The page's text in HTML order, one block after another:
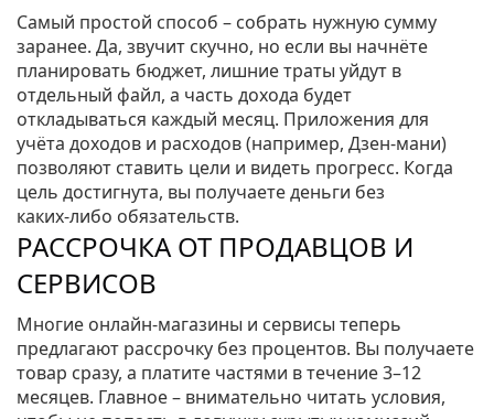
Самый простой способ – собрать нужную сумму
заранее. Да, звучит скучно, но если вы начнёте
планировать бюджет, лишние траты уйдут в
отдельный файл, а часть дохода будет
откладываться каждый месяц. Приложения для
учёта доходов и расходов (например, Дзен‑мани)
позволяют ставить цели и видеть прогресс. Когда
цель достигнута, вы получаете деньги без
каких‑либо обязательств.
РАССРОЧКА ОТ ПРОДАВЦОВ И
СЕРВИСОВ
Многие онлайн‑магазины и сервисы теперь
предлагают рассрочку без процентов. Вы получаете
товар сразу, а платите частями в течение 3–12
месяцев. Главное – внимательно читать условия,